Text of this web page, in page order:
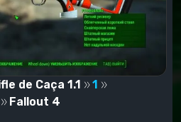
de Caça 1.1
1
Fallout 4